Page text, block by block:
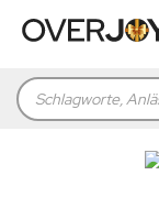
Inhalt
Products
search